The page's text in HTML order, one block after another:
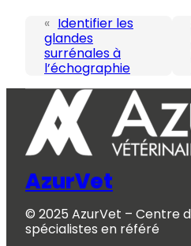
« Identifier les
glandes
surrénales à
l’échographie
AzurVet
© 2025 AzurVet – Centre
spécialistes en référé